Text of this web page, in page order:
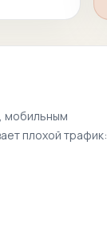
мобильным
плохой трафик: